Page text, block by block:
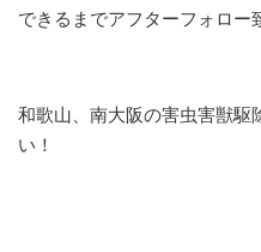
できるまでアフターフォロー
和歌山、南大阪の害虫害獣駆
い！